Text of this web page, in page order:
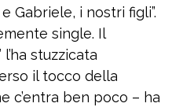
Gabriele, i nostri figli”.
single. Il
stuzzicata
il tocco della
c’entra ben poco – ha